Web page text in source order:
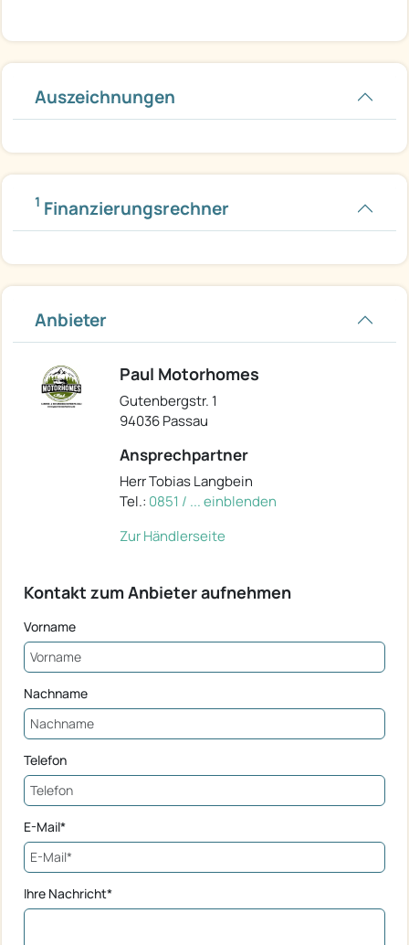
Auszeichnungen
1 Finanzierungsrechner
Anbieter
Paul Motorhomes
Gutenbergstr. 1
94036 Passau
Ansprechpartner
Herr Tobias Langbein
Tel.: 0851 / ... einblenden
Zur Händlerseite
Kontakt zum Anbieter aufnehmen
Vorname
Nachname
Telefon
E-Mail*
Ihre Nachricht*